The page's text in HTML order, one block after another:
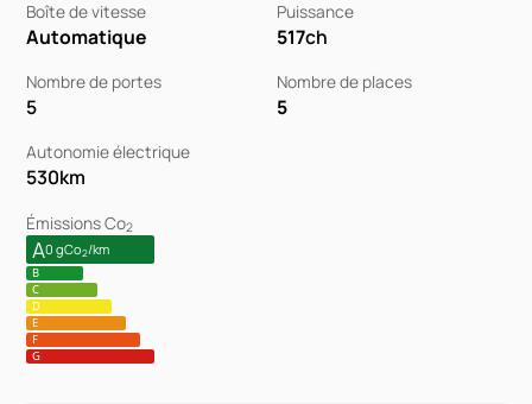
Boîte de vitesse
Automatique
Puissance
517ch
Nombre de portes
5
Nombre de places
5
Autonomie électrique
530km
Émissions Co2
A0 gCo2/km
B
C
D
E
F
G